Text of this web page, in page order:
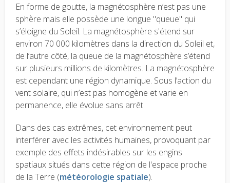
En forme de goutte, la magnétosphère n’est pas une
sphère mais elle possède une longue "queue" qui
s’éloigne du Soleil. La magnétosphère s'étend sur
environ 70 000 kilomètres dans la direction du Soleil et,
de l’autre côté, la queue de la magnétosphère s’étend
sur plusieurs millions de kilomètres. La magnétosphère
est cependant une région dynamique. Sous l’action du
vent solaire, qui n’est pas homogène et varie en
permanence, elle évolue sans arrêt.
Dans des cas extrêmes, cet environnement peut
interférer avec les activités humaines, provoquant par
exemple des effets indésirables sur les engins
spatiaux situés dans cette région de l'espace proche
de la Terre (météorologie spatiale).